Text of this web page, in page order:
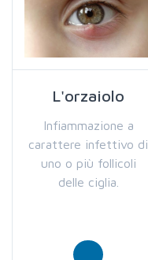
L'orzaiolo
Infiammazione a
carattere infettivo di
uno o più follicoli
delle ciglia.